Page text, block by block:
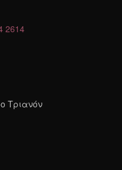
2614
Τριανόν